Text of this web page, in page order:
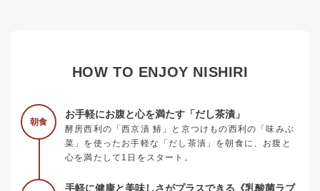
HOW TO ENJOY NISHIRI
朝食
お手軽にお腹と心を満たす「だし茶漬」
酵房西利の「西京漬 鰆」と京つけもの西利の「味みぶ
菜」を使ったお手軽な「だし茶漬」を朝食に、お腹と
心を満たして1日をスタート。
手軽に健康と美味しさがプラスできる《乳酸菌ラブ